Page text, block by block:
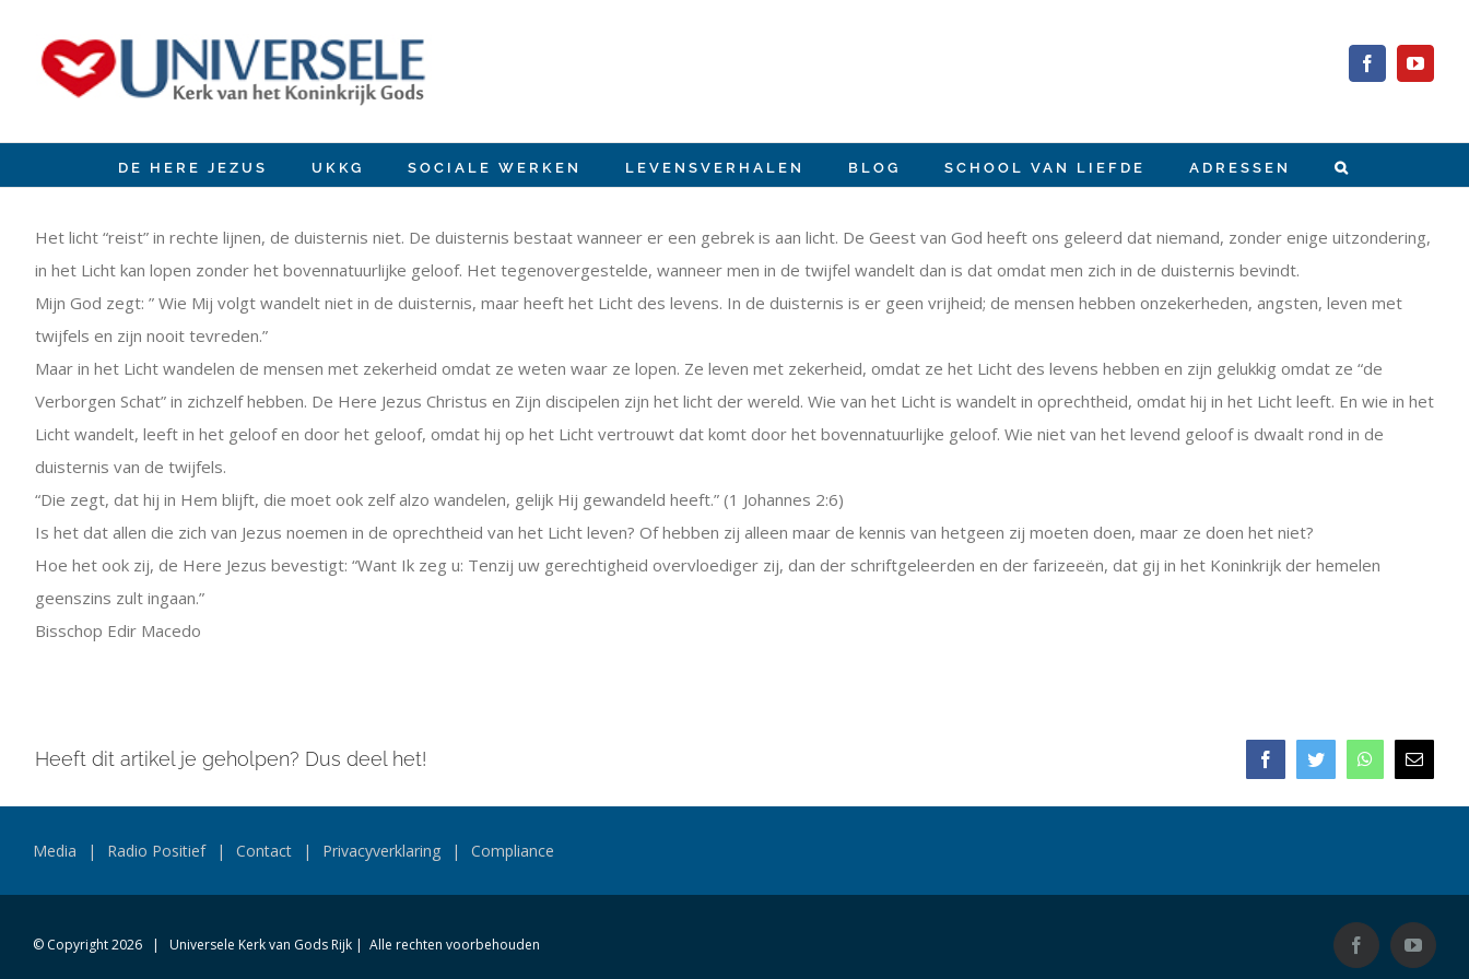
Facebook
DE HERE JEZUS UKKG SOCIALE WERKEN LEVENSVERHALEN BLOG SCHOOL VAN LIEFDE ADRESSEN
Larger
Image
Het licht “reist” in rechte lijnen, de duisternis niet. De duisternis bestaat wanneer er een gebrek is aan licht. De Geest van God heeft ons geleerd dat niemand, zonder enige uitzondering,
in het Licht kan lopen zonder het bovennatuurlijke geloof. Het tegenovergestelde, wanneer men in de twijfel wandelt dan is dat omdat men zich in de duisternis bevindt.
Mijn God zegt: ” Wie Mij volgt wandelt niet in de duisternis, maar heeft het Licht des levens. In de duisternis is er geen vrijheid; de mensen hebben onzekerheden, angsten, leven met
twijfels en zijn nooit tevreden.”
Maar in het Licht wandelen de mensen met zekerheid omdat ze weten waar ze lopen. Ze leven met zekerheid, omdat ze het Licht des levens hebben en zijn gelukkig omdat ze “de
Verborgen Schat” in zichzelf hebben. De Here Jezus Christus en Zijn discipelen zijn het licht der wereld. Wie van het Licht is wandelt in oprechtheid, omdat hij in het Licht leeft. En wie in het
Licht wandelt, leeft in het geloof en door het geloof, omdat hij op het Licht vertrouwt dat komt door het bovennatuurlijke geloof. Wie niet van het levend geloof is dwaalt rond in de
duisternis van de twijfels.
“Die zegt, dat hij in Hem blijft, die moet ook zelf alzo wandelen, gelijk Hij gewandeld heeft.” (1 Johannes 2:6)
Is het dat allen die zich van Jezus noemen in de oprechtheid van het Licht leven? Of hebben zij alleen maar de kennis van hetgeen zij moeten doen, maar ze doen het niet?
Hoe het ook zij, de Here Jezus bevestigt: “Want Ik zeg u: Tenzij uw gerechtigheid overvloediger zij, dan der schriftgeleerden en der farizeeën, dat gij in het Koninkrijk der hemelen
geenszins zult ingaan.”
Bisschop Edir Macedo
Heeft dit artikel je geholpen? Dus deel het! FacebookTwitterWhatsApp
E-
mail
Media Radio Positief Contact Privacyverklaring Compliance
© Copyright2026 | Universele Kerk van Gods Rijk | Alle rechten voorbehouden Facebook